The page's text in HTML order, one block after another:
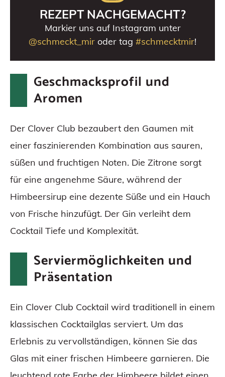
REZEPT NACHGEMACHT?
Markier uns auf Instagram unter
@schmeckt_mir oder tag #schmecktmir!
Geschmacksprofil und
Aromen
Der Clover Club bezaubert den Gaumen mit
einer faszinierenden Kombination aus sauren,
süßen und fruchtigen Noten. Die Zitrone sorgt
für eine angenehme Säure, während der
Himbeersirup eine dezente Süße und ein Hauch
von Frische hinzufügt. Der Gin verleiht dem
Cocktail Tiefe und Komplexität.
Serviermöglichkeiten und
Präsentation
Ein Clover Club Cocktail wird traditionell in einem
klassischen Cocktailglas serviert. Um das
Erlebnis zu vervollständigen, können Sie das
Glas mit einer frischen Himbeere garnieren. Die